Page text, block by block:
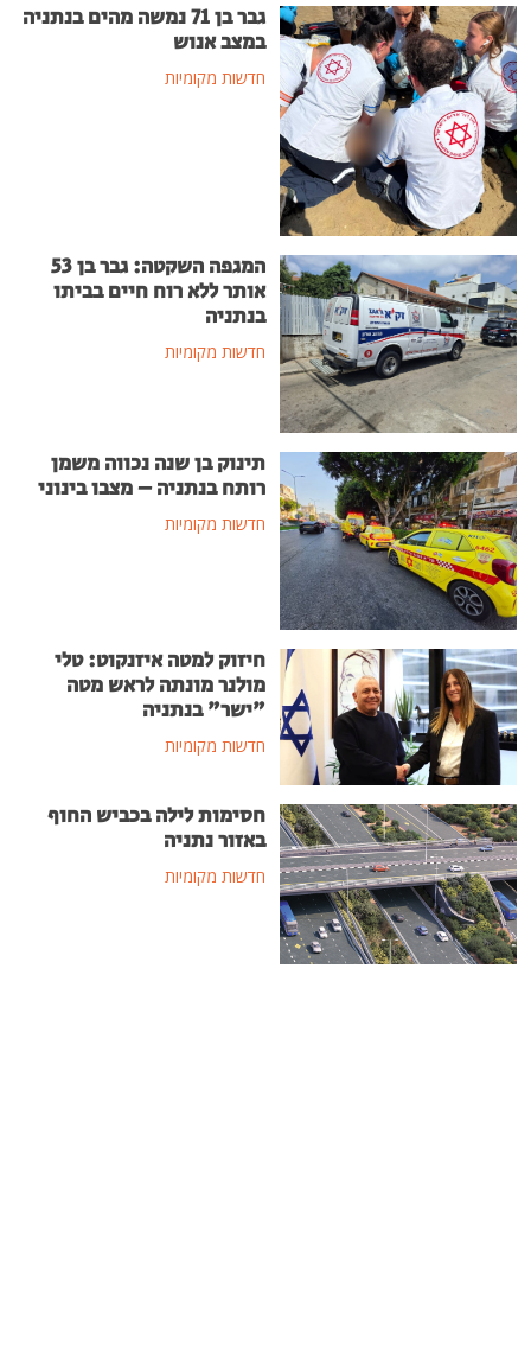
גבר בן 71 נמשה מהים בנתניה
במצב אנוש
חדשות מקומיות
המגפה השקטה: גבר בן 53
אותר ללא רוח חיים בביתו
בנתניה
חדשות מקומיות
תינוק בן שנה נכווה משמן
רותח בנתניה – מצבו בינוני
חדשות מקומיות
חיזוק למטה איזנקוט: טלי
מולנר מונתה לראש מטה
"ישר" בנתניה
חדשות מקומיות
חסימות לילה בכביש החוף
באזור נתניה
חדשות מקומיות